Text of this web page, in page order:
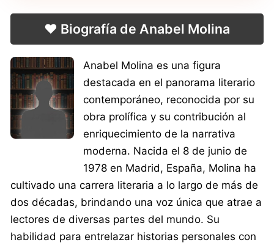
❤️ Biografía de Anabel Molina
Anabel Molina es una figura
destacada en el panorama literario
contemporáneo, reconocida por su
obra prolífica y su contribución al
enriquecimiento de la narrativa
moderna. Nacida el 8 de junio de
1978 en Madrid, España, Molina ha
cultivado una carrera literaria a lo largo de más de
dos décadas, brindando una voz única que atrae a
lectores de diversas partes del mundo. Su
habilidad para entrelazar historias personales con